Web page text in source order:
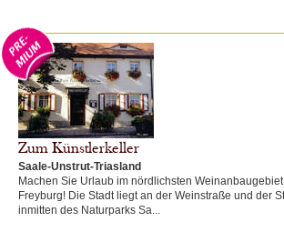
Zum Künstlerkeller
Saale-Unstrut-Triasland
Machen Sie Urlaub im nördlichsten
Freyburg! Die Stadt liegt an der Weinstraße und der
inmitten des Naturparks Sa...